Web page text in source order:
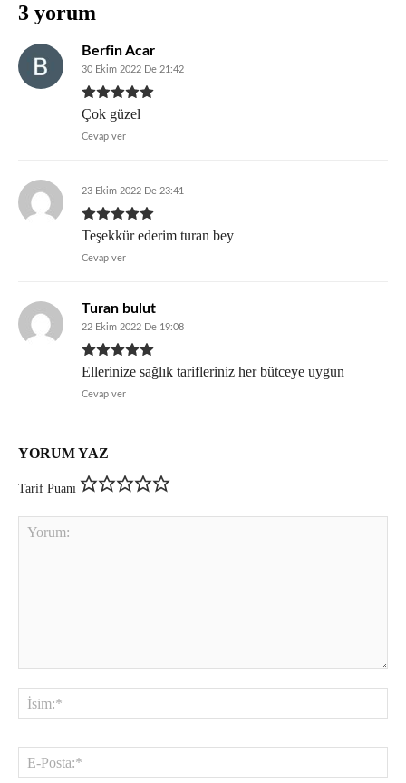
3 yorum
Berfin Acar
30 Ekim 2022 De 21:42
Çok güzel
Cevap ver
23 Ekim 2022 De 23:41
Teşekkür ederim turan bey
Cevap ver
Turan bulut
22 Ekim 2022 De 19:08
Ellerinize sağlık tarifleriniz her bütceye uygun
Cevap ver
YORUM YAZ
Tarif Puanı